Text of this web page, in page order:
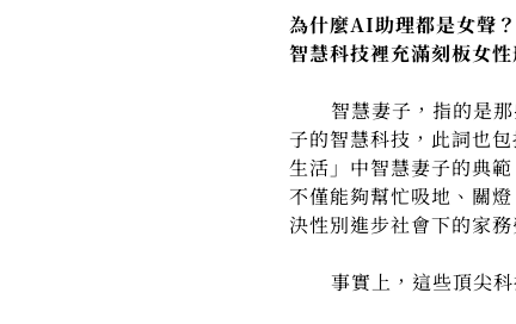
為什麼AI助理都是女聲？
智慧科技裡充滿刻板女性
智慧妻子，指的是那
子的智慧科技，此詞也
生活」中智慧妻子的典
不僅能夠幫忙吸地、關
決性別進步社會下的家
事實上，這些頂尖科